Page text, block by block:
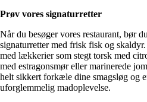
Prøv vores signaturretter
Når du besøger vores restaurant, bør
signaturretter med frisk fisk og
med lækkerier som stegt torsk med
med estragonsmør eller marinerede
helt sikkert forkæle dine smagsløg og
uforglemmelig madoplevelse.